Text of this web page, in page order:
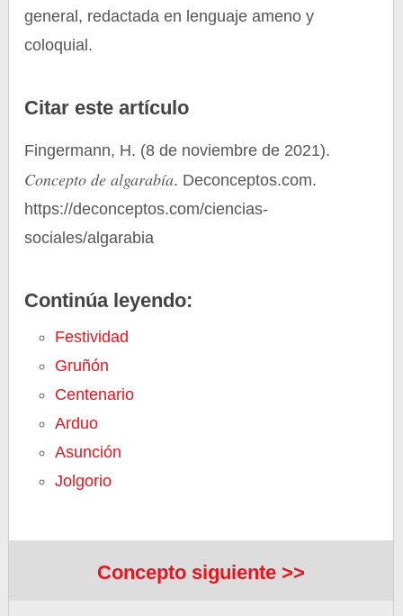
general, redactada en lenguaje ameno y
coloquial.
Citar este artículo
Fingermann, H. (8 de noviembre de 2021).
Concepto de algarabía. Deconceptos.com.
https://deconceptos.com/ciencias-
sociales/algarabia
Continúa leyendo:
Festividad
Gruñón
Centenario
Arduo
Asunción
Jolgorio
Concepto siguiente >>